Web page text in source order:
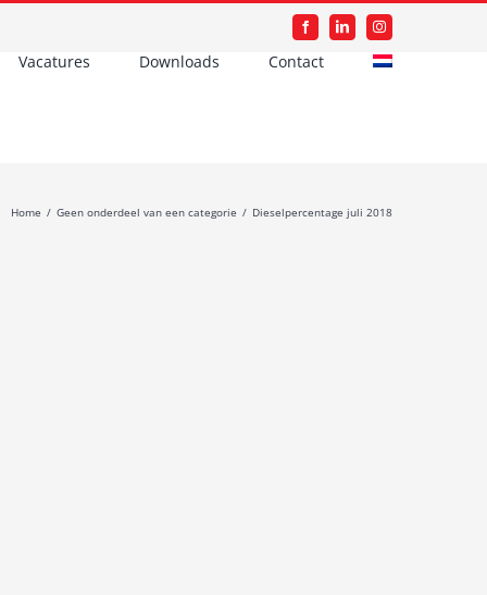
FacebookLinkedInInstagram
Vacatures Downloads Contact
Home / Geen onderdeel van een categorie / Dieselpercentage juli 2018